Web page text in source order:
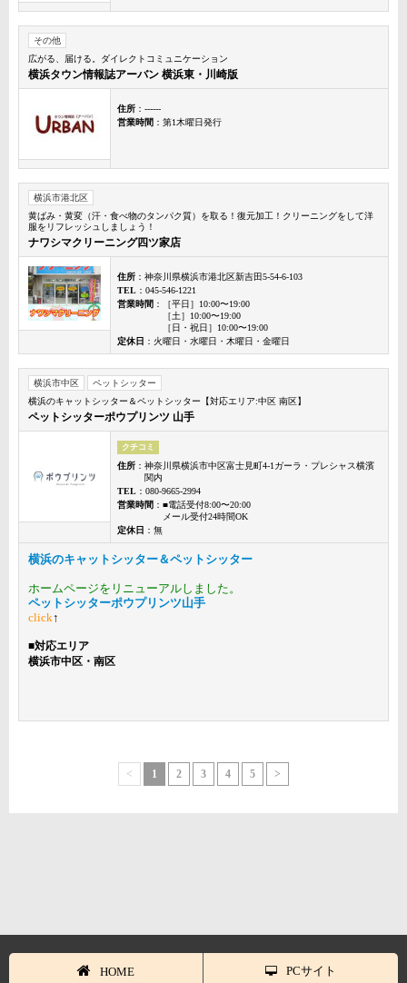
その他
広がる、届ける。ダイレクトコミュニケーション
横浜タウン情報誌アーバン 横浜東・川崎版
住所 ：------
営業時間 ：第1木曜日発行
横浜市港北区
黄ばみ・黄変（汗・食べ物のタンパク質）を取る！復元加工！クリーニングをして洋
服をリフレッシュしましょう！
ナワシマクリーニング四ツ家店
住所 ：神奈川県横浜市港北区新吉田5-54-6-103
TEL ：045-546-1221
営業時間 ：［平日］10:00〜19:00
［土］10:00〜19:00
［日・祝日］10:00〜19:00
定休日 ：火曜日・水曜日・木曜日・金曜日
横浜市中区
ペットシッター
横浜のキャットシッター＆ペットシッター【対応エリア:中区 南区】
ペットシッターポウプリンツ 山手
クチコミ
住所 ：神奈川県横浜市中区富士見町4-1ガーラ・プレシャス横濱
関内
TEL ：080-9665-2994
営業時間 ：■電話受付8:00〜20:00
メール受付24時間OK
定休日 ：無
横浜のキャットシッター＆ペットシッター
ホームページをリニューアルしました。
ペットシッターポウプリンツ山手
click↑
■対応エリア
横浜市中区・南区
< 1 2 3 4 5 >
HOME PCサイト